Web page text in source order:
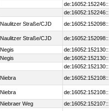
Naulitzer Straße/CJD
Naulitzer Straße/CJD
Negis
Negis
Niebra
Niebra
Niebraer Weg